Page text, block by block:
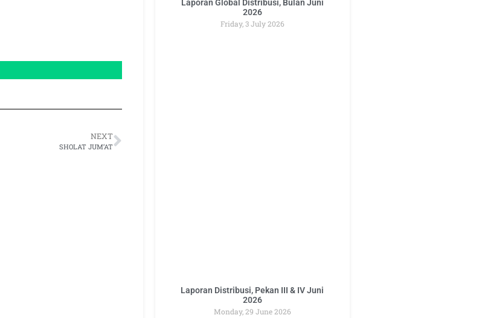
NEXT
SHOLAT JUM’AT
Laporan Global Distribusi, Bulan Juni
2026
Friday, 3 July 2026
Laporan Distribusi, Pekan III & IV Juni
2026
Monday, 29 June 2026